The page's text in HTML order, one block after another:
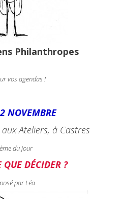
Philanthropes
vos agendas !
NOVEMBRE
Ateliers, à Castres
du jour
QUE DÉCIDER ?
par Léa